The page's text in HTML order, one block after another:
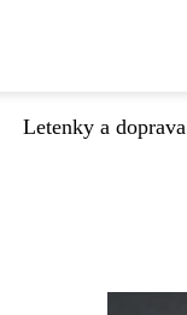
Letenky a doprava